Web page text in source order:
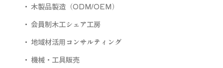
・ 木製品製造（ODM/OEM）
・ 会員制木工シェア工房
・ 地域材活用コンサルティング
・ 機械・工具販売